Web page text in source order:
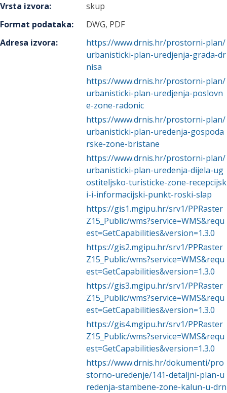
Vrsta izvora:
skup
Format podataka:
DWG, PDF
Adresa izvora:
https://www.drnis.hr/prostorni-plan/
urbanisticki-plan-uredjenja-grada-dr
nisa
https://www.drnis.hr/prostorni-plan/
urbanisticki-plan-uredjenja-poslovn
e-zone-radonic
https://www.drnis.hr/prostorni-plan/
urbanisticki-plan-uredenja-gospoda
rske-zone-bristane
https://www.drnis.hr/prostorni-plan/
urbanisticki-plan-uredenja-dijela-ug
ostiteljsko-turisticke-zone-recepcijsk
i-i-informacijski-punkt-roski-slap
https://gis1.mgipu.hr/srv1/PPRaster
Z15_Public/wms?service=WMS&requ
est=GetCapabilities&version=1.3.0
https://gis2.mgipu.hr/srv1/PPRaster
Z15_Public/wms?service=WMS&requ
est=GetCapabilities&version=1.3.0
https://gis3.mgipu.hr/srv1/PPRaster
Z15_Public/wms?service=WMS&requ
est=GetCapabilities&version=1.3.0
https://gis4.mgipu.hr/srv1/PPRaster
Z15_Public/wms?service=WMS&requ
est=GetCapabilities&version=1.3.0
https://www.drnis.hr/dokumenti/pro
storno-uredenje/141-detaljni-plan-u
redenja-stambene-zone-kalun-u-drn